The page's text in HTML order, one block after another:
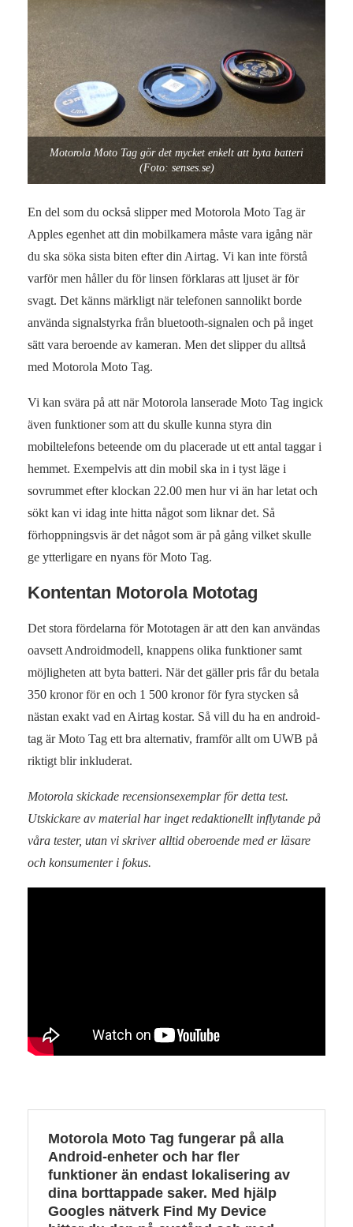
Motorola Moto Tag gör det mycket enkelt att byta batteri
(Foto: senses.se)
En del som du också slipper med Motorola Moto Tag är
Apples egenhet att din mobilkamera måste vara igång när
du ska söka sista biten efter din Airtag. Vi kan inte förstå
varför men håller du för linsen förklaras att ljuset är för
svagt. Det känns märkligt när telefonen sannolikt borde
använda signalstyrka från bluetooth-signalen och på inget
sätt vara beroende av kameran. Men det slipper du alltså
med Motorola Moto Tag.
Vi kan svära på att när Motorola lanserade Moto Tag ingick
även funktioner som att du skulle kunna styra din
mobiltelefons beteende om du placerade ut ett antal taggar i
hemmet. Exempelvis att din mobil ska in i tyst läge i
sovrummet efter klockan 22.00 men hur vi än har letat och
sökt kan vi idag inte hitta något som liknar det. Så
förhoppningsvis är det något som är på gång vilket skulle
ge ytterligare en nyans för Moto Tag.
Kontentan Motorola Mototag
Det stora fördelarna för Mototagen är att den kan användas
oavsett Androidmodell, knappens olika funktioner samt
möjligheten att byta batteri. När det gäller pris får du betala
350 kronor för en och 1 500 kronor för fyra stycken så
nästan exakt vad en Airtag kostar. Så vill du ha en android-
tag är Moto Tag ett bra alternativ, framför allt om UWB på
riktigt blir inkluderat.
Motorola skickade recensionsexemplar för detta test.
Utskickare av material har inget redaktionellt inflytande på
våra tester, utan vi skriver alltid oberoende med er läsare
och konsumenter i fokus.
Motorola Moto Tag fungerar på alla
Android-enheter och har fler
funktioner än endast lokalisering av
dina borttappade saker. Med hjälp
Googles nätverk Find My Device